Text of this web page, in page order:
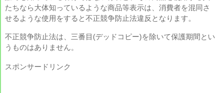
たちなら大体知っているような商品等表示は、消費者を混同さ
せるような使用をすると不正競争防止法違反となります。
不正競争防止法は、三番目(デッドコピー)を除いて保護期間とい
うものはありません。
スポンサードリンク